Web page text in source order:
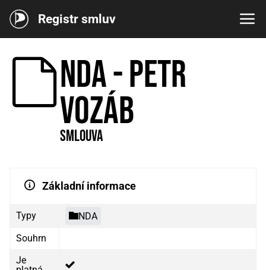
Registr smluv
NDA - Petr
Vozáb
Smlouva
Základní informace
Typy
NDA
Souhrn
Je